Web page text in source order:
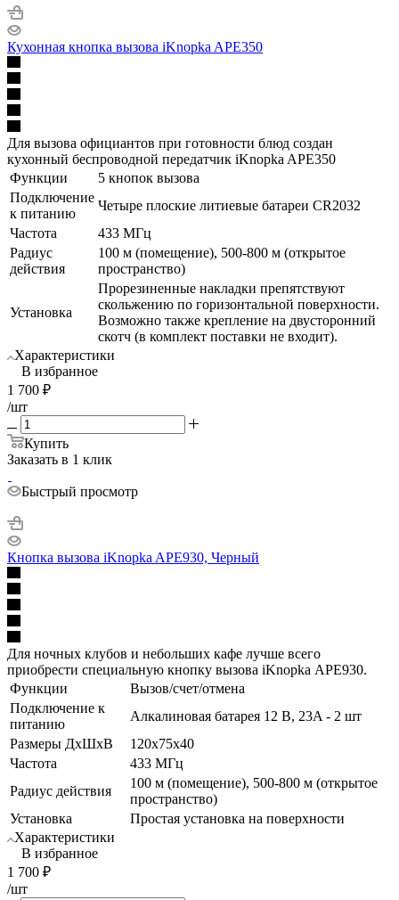
Кухонная кнопка вызова iKnopka APE350
Для вызова официантов при готовности блюд создан
кухонный беспроводной передатчик iKnopka APE350
Функции
5 кнопок вызова
Подключение
к питанию
Четыре плоские литиевые батареи CR2032
Частота
433 МГц
Радиус
действия
100 м (помещение), 500-800 м (открытое
пространство)
Установка
Прорезиненные накладки препятствуют
скольжению по горизонтальной поверхности.
Возможно также крепление на двусторонний
скотч (в комплект поставки не входит).
Характеристики
В избранное
1 700 ₽
/шт
Купить
Заказать в 1 клик
Быстрый просмотр
Кнопка вызова iKnopka APE930, Черный
Для ночных клубов и небольших кафе лучше всего
приобрести специальную кнопку вызова iKnopka АРЕ930.
Функции
Вызов/счет/отмена
Подключение к
питанию
Алкалиновая батарея 12 В, 23A - 2 шт
Размеры ДхШхВ
120x75x40
Частота
433 МГц
Радиус действия
100 м (помещение), 500-800 м (открытое
пространство)
Установка
Простая установка на поверхности
Характеристики
В избранное
1 700 ₽
/шт